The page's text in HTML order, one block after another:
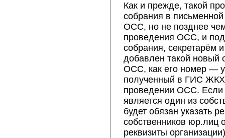
Как и прежде, такой
собрания в
ОСС, но не позднее
проведения ОСС, и
собрания, секретарём
добавлен такой новый
ОСС, как его номер —
полученный в ГИС ЖКХ
проведении ОСС. Если
является один из
будет обязан указать
собственников юр.лиц
реквизиты